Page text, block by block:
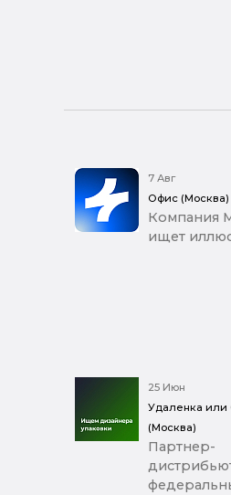
7 Авг
Офис (Москва)
Компания
ищет
25 Июн
Удаленка
(Москва)
Партнер-